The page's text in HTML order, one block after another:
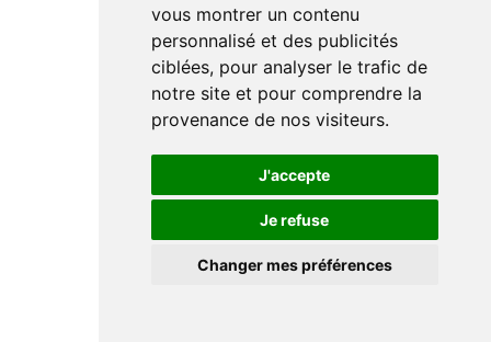
vous montrer un contenu
personnalisé et des publicités
ciblées, pour analyser le trafic de
notre site et pour comprendre la
provenance de nos visiteurs.
J'accepte
Je refuse
Changer mes préférences